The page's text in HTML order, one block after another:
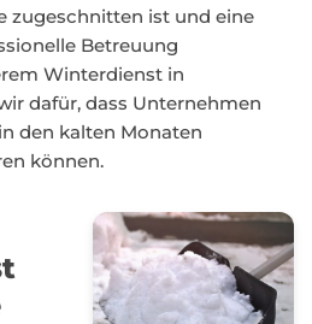
zugeschnitten ist und eine
Betreuung
Winterdienst in
dafür, dass Unternehmen
den kalten Monaten
können.